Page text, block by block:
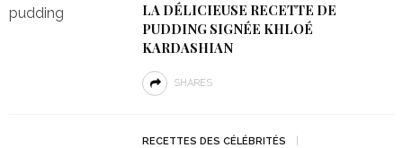
LA DÉLICIEUSE RECETTE DE
PUDDING SIGNÉE KHLOÉ
KARDASHIAN
SHARES
RECETTES DES CÉLÉBRITÉS